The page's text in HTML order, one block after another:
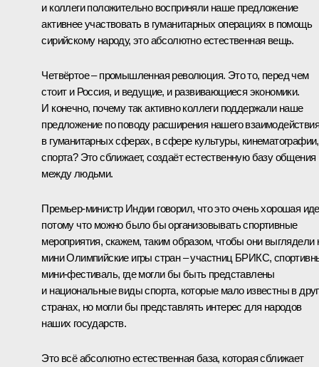
и коллеги положительно восприняли наше предложение
активнее участвовать в гуманитарных операциях в помощь
сирийскому народу, это абсолютно естественная вещь.
Четвёртое – промышленная революция. Это то, перед чем
стоит и Россия, и ведущие, и развивающиеся экономики.
И конечно, почему так активно коллеги поддержали наше
предложение по поводу расширения нашего взаимодействия
в гуманитарных сферах, в сфере культуры, кинематографии,
спорта? Это сближает, создаёт естественную базу общения
между людьми.
Премьер-министр Индии говорил, что это очень хорошая
потому что можно было бы организовывать спортивные
мероприятия, скажем, таким образом, чтобы они выглядели
мини Олимпийские игры стран – участниц БРИКС,
мини-фестиваль, где могли бы быть представлены
и национальные виды спорта, которые мало известны в
странах, но могли бы представлять интерес для народов
наших государств.
Это всё абсолютно естественная база, которая сближает